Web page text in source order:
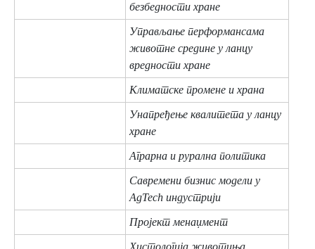
безбедности хране
Управљање перформансама
животне средине у ланцу
вредности хране
Климатске промене и храна
Унапређење квалитета у ланцу
хране
Агрaрна и рурална политика
Савремени бизнис модели у
AgTech индустрији
Пројект менаџмент
Хистологија животиња